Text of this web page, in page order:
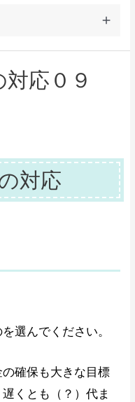
応０９
対応
選んでください。
確保も大きな目標
くとも（？）代ま